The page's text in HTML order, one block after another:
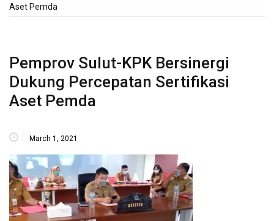
Aset Pemda
Pemprov Sulut-KPK Bersinergi
Dukung Percepatan Sertifikasi
Aset Pemda
March 1, 2021